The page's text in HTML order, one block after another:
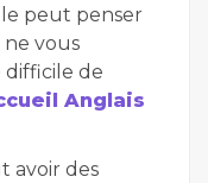
peut penser
vous
difficile de
Anglais
avoir des